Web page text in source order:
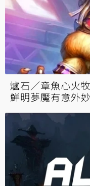
爐石／章魚心火
鮮明夢魘有意外